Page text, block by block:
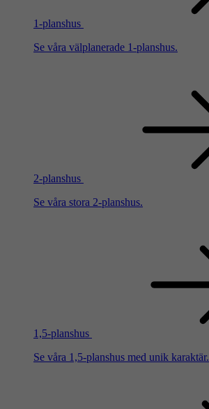
1-planshus
Se våra välplanerade 1-planshus.
2-planshus
Se våra stora 2-planshus.
1,5-planshus
Se våra 1,5-planshus med unik karaktär.